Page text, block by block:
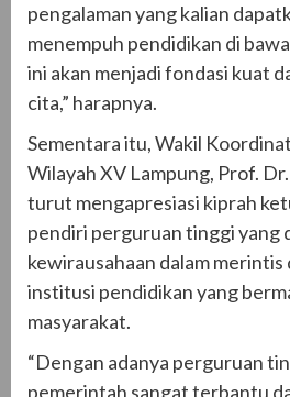
pengalaman yang kalian
menempuh pendidikan di
ini akan menjadi fondasi kuat
cita,” harapnya.
Sementara itu, Wakil
Wilayah XV Lampung, Prof.
turut mengapresiasi kiprah
pendiri perguruan tinggi yang
kewirausahaan dalam merintis
institusi pendidikan yang
masyarakat.
“Dengan adanya perguruan
pemerintah sangat terbantu